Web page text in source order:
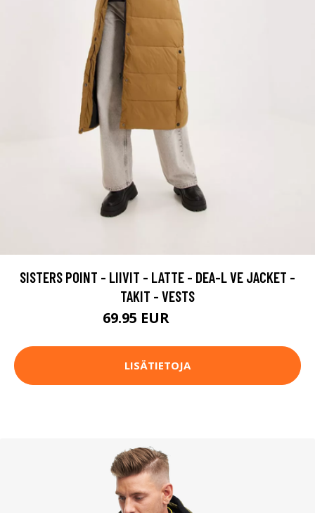
SISTERS POINT - LIIVIT - LATTE - DEA-L VE JACKET -
TAKIT - VESTS
69.95 EUR
LISÄTIETOJA